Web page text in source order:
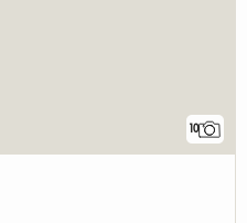
10